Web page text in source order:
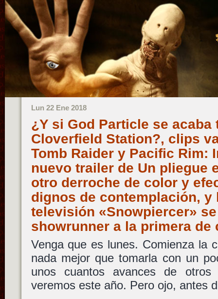
Lun 22 Ene 2018
¿Y si God Particle se acaba
Cloverfield Station?, clips
Tomb Raider y Pacific Rim:
nuevo trailer de Un pliegue
otro derroche de color y
dignos de contemplación, y
televisión «Snowpiercer»
showrunner a la primera
Venga que es lunes. Comienza la
nada mejor que tomarla con un
unos cuantos avances de otros
veremos este año. Pero ojo, antes